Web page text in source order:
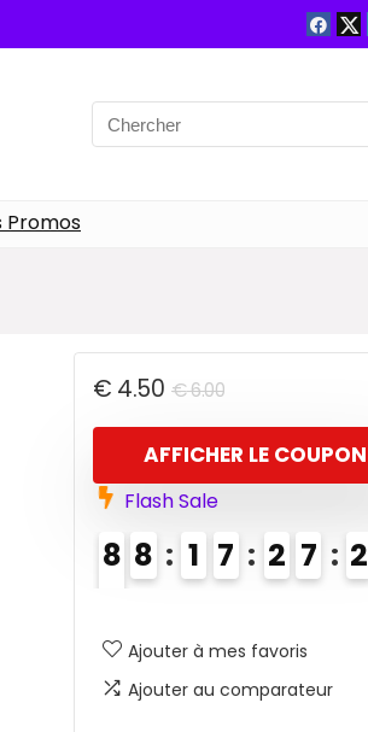
Promos
€6.00
€ 4.50
AFFICHER LE COUPON
Flash Sale
8
0
8 1 7 2 7 2
Ajouter à mes favoris
Ajouter au comparateur